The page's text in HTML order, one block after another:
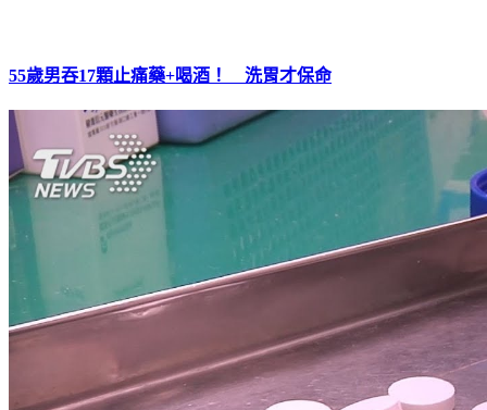
55歲男吞17顆止痛藥+喝酒！ 洗胃才保命